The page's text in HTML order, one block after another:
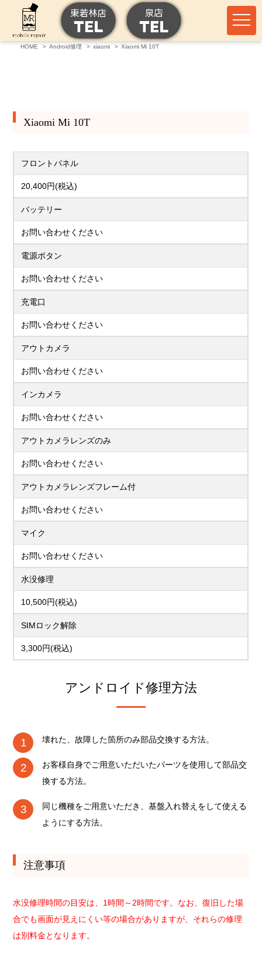
HOME Android修理 xiaomi Xiaomi Mi 10T
Xiaomi Mi 10T
フロントパネル
20,400円(税込)
バッテリー
お問い合わせください
電源ボタン
お問い合わせください
充電口
お問い合わせください
アウトカメラ
お問い合わせください
インカメラ
お問い合わせください
アウトカメラレンズのみ
お問い合わせください
アウトカメラレンズフレーム付
お問い合わせください
マイク
お問い合わせください
水没修理
10,500円(税込)
SIMロック解除
3,300円(税込)
アンドロイド修理方法
壊れた、故障した箇所のみ部品交換する方法。
お客様自身でご用意いただいたパーツを使用して部品交
換する方法。
同じ機種をご用意いただき、基盤入れ替えをして使える
ようにする方法。
注意事項
水没修理時間の目安は、1時間～2時間です。なお、復旧した場
合でも画面が見えにくい等の場合がありますが、それらの修理
は別料金となります。